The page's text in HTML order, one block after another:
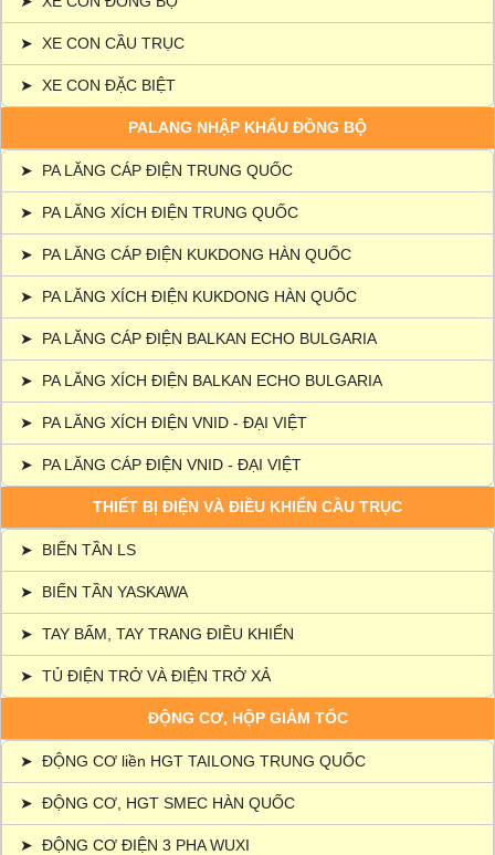
➤ XE CON CẦU TRỤC
➤ XE CON ĐẶC BIỆT
PALANG NHẬP KHẨU ĐỒNG BỘ
➤ PA LĂNG CÁP ĐIỆN TRUNG QUỐC
➤ PA LĂNG XÍCH ĐIỆN TRUNG QUỐC
➤ PA LĂNG CÁP ĐIỆN KUKDONG HÀN QUỐC
➤ PA LĂNG XÍCH ĐIỆN KUKDONG HÀN QUỐC
➤ PA LĂNG CÁP ĐIỆN BALKAN ECHO BULGARIA
➤ PA LĂNG XÍCH ĐIỆN BALKAN ECHO BULGARIA
➤ PA LĂNG XÍCH ĐIỆN VNID - ĐẠI VIỆT
➤ PA LĂNG CÁP ĐIỆN VNID - ĐẠI VIỆT
THIẾT BỊ ĐIỆN VÀ ĐIỀU KHIỂN CẦU TRỤC
➤ BIẾN TẦN LS
➤ BIẾN TẦN YASKAWA
➤ TAY BẤM, TAY TRANG ĐIỀU KHIỂN
➤ TỦ ĐIỆN TRỞ VÀ ĐIỆN TRỞ XẢ
ĐỘNG CƠ, HỘP GIẢM TỐC
➤ ĐỘNG CƠ liền HGT TAILONG TRUNG QUỐC
➤ ĐỘNG CƠ, HGT SMEC HÀN QUỐC
➤ ĐỘNG CƠ ĐIỆN 3 PHA WUXI